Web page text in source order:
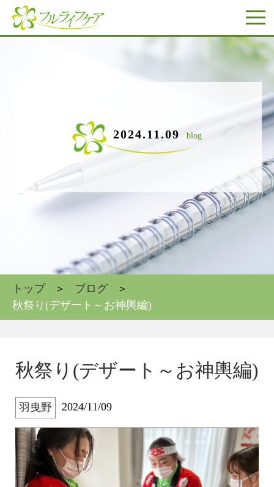
2024.11.09 blog
トップ
ブログ
秋祭り(デザート～お神輿編)
秋祭り(デザート～お神輿編)
羽曳野 2024/11/09